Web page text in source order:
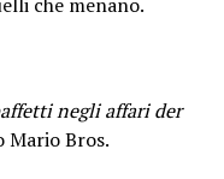
negli affari der
Mario Bros.